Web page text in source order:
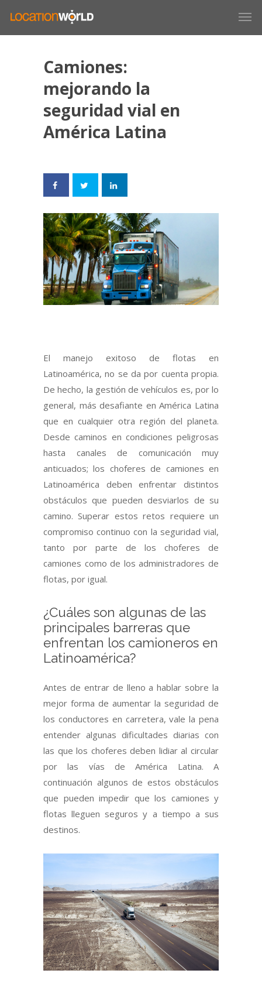
Camiones:
mejorando la
seguridad vial en
América Latina
El manejo exitoso de flotas en
Latinoamérica, no se da por cuenta propia.
De hecho, la gestión de vehículos es, por lo
general, más desafiante en América Latina
que en cualquier otra región del planeta.
Desde caminos en condiciones peligrosas
hasta canales de comunicación muy
anticuados; los choferes de camiones en
Latinoamérica deben enfrentar distintos
obstáculos que pueden desviarlos de su
camino. Superar estos retos requiere un
compromiso continuo con la seguridad vial,
tanto por parte de los choferes de
camiones como de los administradores de
flotas, por igual.
¿Cuáles son algunas de las
principales barreras que
enfrentan los camioneros en
Latinoamérica?
Antes de entrar de lleno a hablar sobre la
mejor forma de aumentar la seguridad de
los conductores en carretera, vale la pena
entender algunas dificultades diarias con
las que los choferes deben lidiar al circular
por las vías de América Latina. A
continuación algunos de estos obstáculos
que pueden impedir que los camiones y
flotas lleguen seguros y a tiempo a sus
destinos.